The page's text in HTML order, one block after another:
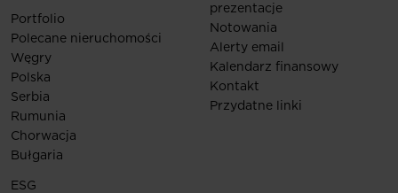
Portfolio
Polecane nieruchomości
Węgry
Polska
Serbia
Rumunia
Chorwacja
Bułgaria
prezentacje
Notowania
Alerty email
Kalendarz finansowy
Kontakt
Przydatne linki
ESG